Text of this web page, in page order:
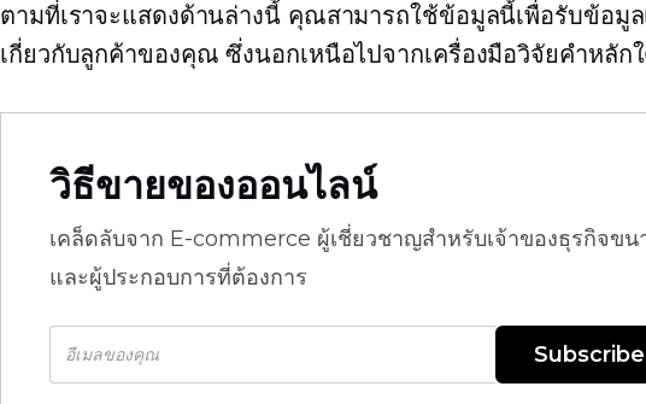
ตามที่เราจะแสดงด้านล่างนี้ คุณสามารถใช้ข้อมูลนี้เพื่อรับข้อมูล
เกี่ยวกับลูกค้าของคุณ ซึ่งนอกเหนือไปจากเครื่องมือวิจัยคำหลัก
วิธีขายของออนไลน์
เคล็ดลับจาก E-commerce ผู้เชี่ยวชาญสำหรับเจ้าของธุรกิจขน
และผู้ประกอบการที่ต้องการ
Subscribe